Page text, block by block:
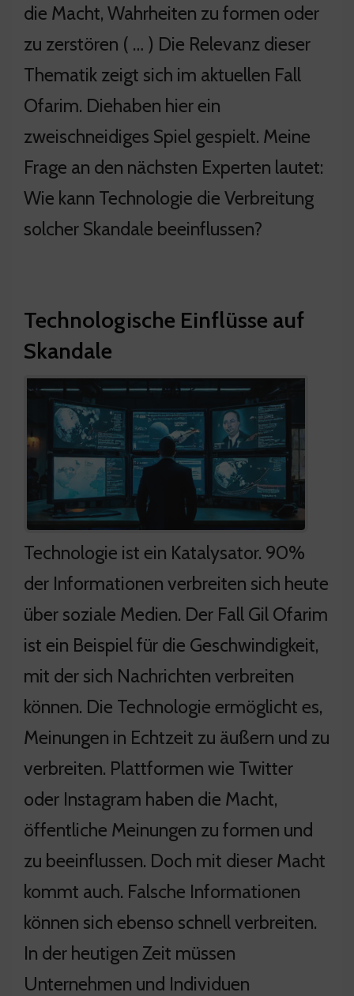
die Macht, Wahrheiten zu formen oder
zu zerstören ( … ) Die Relevanz dieser
Thematik zeigt sich im aktuellen Fall
Ofarim. Diehaben hier ein
zweischneidiges Spiel gespielt. Meine
Frage an den nächsten Experten lautet:
Wie kann Technologie die Verbreitung
solcher Skandale beeinflussen?
Technologische Einflüsse auf
Skandale
Technologie ist ein Katalysator. 90%
der Informationen verbreiten sich heute
über soziale Medien. Der Fall Gil Ofarim
ist ein Beispiel für die Geschwindigkeit,
mit der sich Nachrichten verbreiten
können. Die Technologie ermöglicht es,
Meinungen in Echtzeit zu äußern und zu
verbreiten. Plattformen wie Twitter
oder Instagram haben die Macht,
öffentliche Meinungen zu formen und
zu beeinflussen. Doch mit dieser Macht
kommt auch. Falsche Informationen
können sich ebenso schnell verbreiten.
In der heutigen Zeit müssen
Unternehmen und Individuen